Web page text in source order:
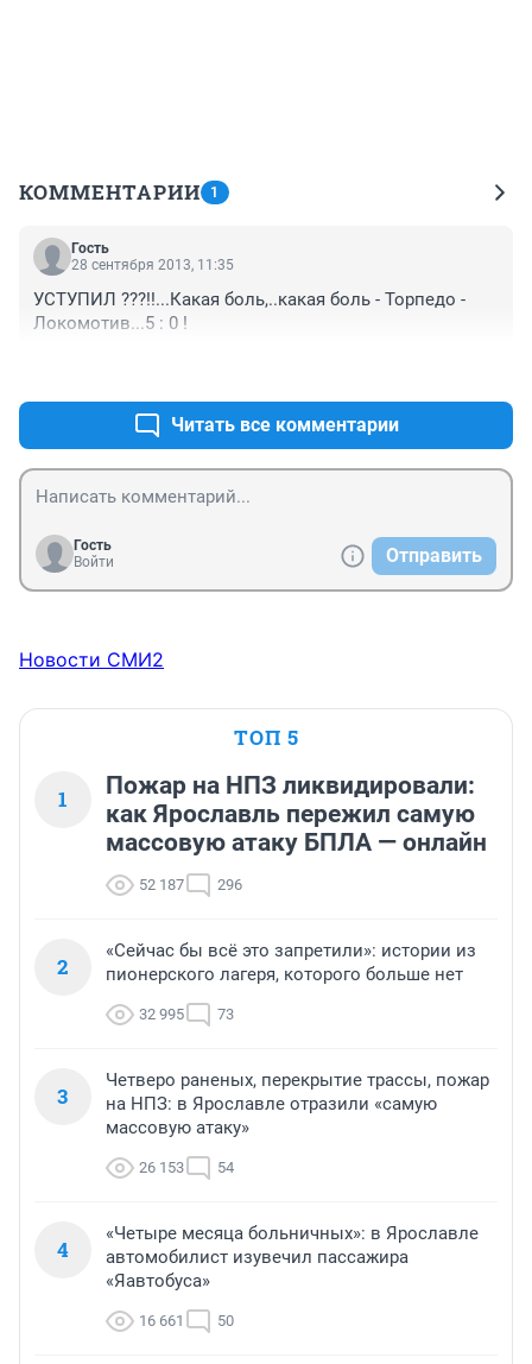
КОММЕНТАРИИ 1
Гость
28 сентября 2013, 11:35
УСТУПИЛ ???!!...Какая боль,..какая боль - Торпедо -
Локомотив...5 : 0 !
Читать все комментарии
Гость
Войти
Отправить
Новости СМИ2
ТОП 5
1
Пожар на НПЗ ликвидировали:
как Ярославль пережил самую
массовую атаку БПЛА — онлайн
52 187 296
2
«Сейчас бы всё это запретили»: истории из
пионерского лагеря, которого больше нет
32 995 73
3
Четверо раненых, перекрытие трассы, пожар
на НПЗ: в Ярославле отразили «самую
массовую атаку»
26 153 54
4
«Четыре месяца больничных»: в Ярославле
автомобилист изувечил пассажира
«Яавтобуса»
16 661 50